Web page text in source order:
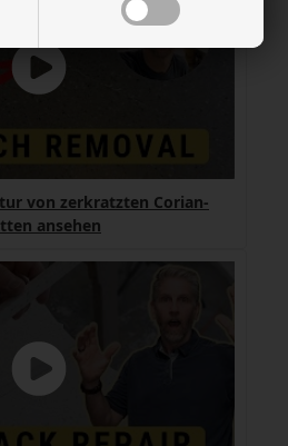
von zerkratzten Corian-
ansehen